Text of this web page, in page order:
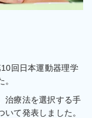
回日本運動器理学
治療法を選択する手
て発表しました。